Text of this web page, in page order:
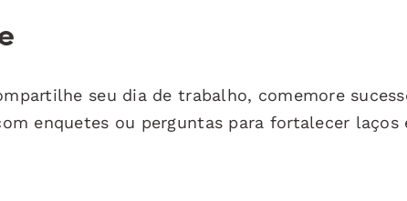
seu dia de trabalho, comemore
enquetes ou perguntas para fortalecer laços